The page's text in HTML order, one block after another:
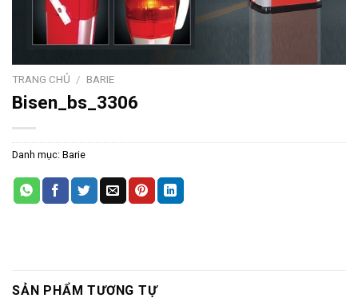
TRANG CHỦ / BARIE
Bisen_bs_3306
Danh mục: Barie
SẢN PHẨM TƯƠNG TỰ